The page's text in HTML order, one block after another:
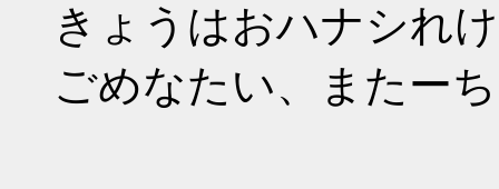
きょうはおハナシれ
ごめなたい、またー